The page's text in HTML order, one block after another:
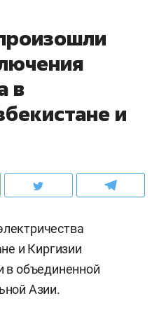
в
и
и Киргизии
в объединенной
Азии.